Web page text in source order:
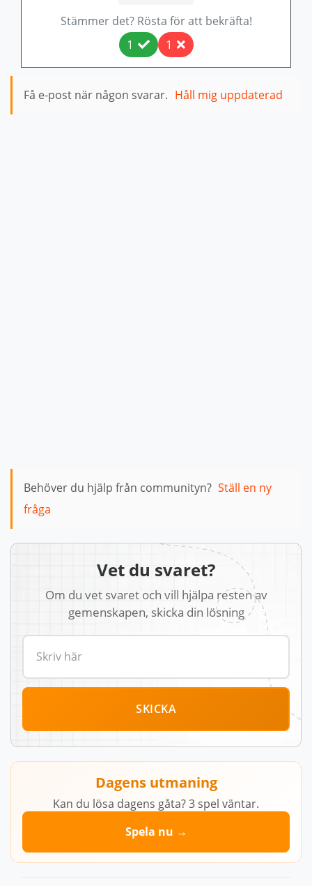
Stämmer det? Rösta för att bekräfta!
1 1
Få e-post när någon svarar. Håll mig uppdaterad
Behöver du hjälp från communityn? Ställ en ny
fråga
Vet du svaret?
Om du vet svaret och vill hjälpa resten av
gemenskapen, skicka din lösning
SKICKA
Dagens utmaning
Kan du lösa dagens gåta? 3 spel väntar.
Spela nu →